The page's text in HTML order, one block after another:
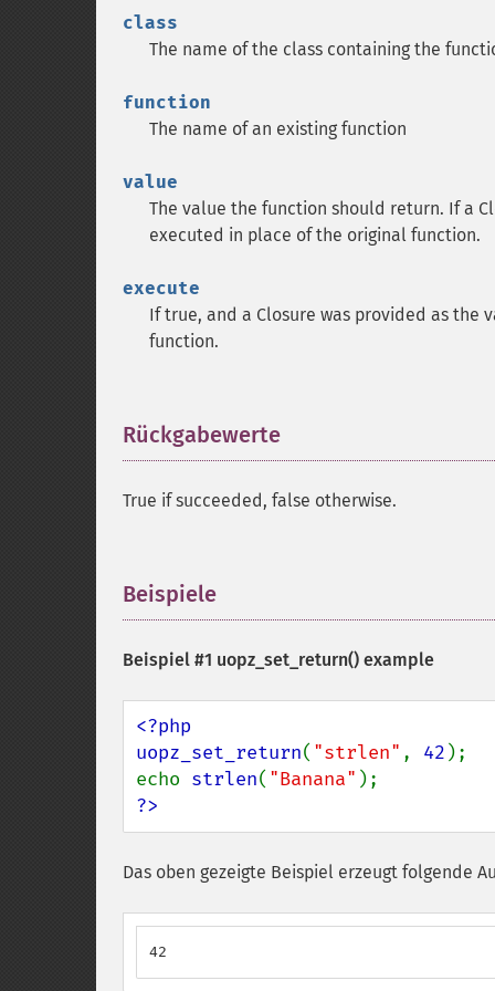
class
The name of the class containing the
function
The name of an existing function
value
The value the function should return. If a
executed in place of the original function.
execute
If true, and a Closure was provided as the
function.
Rückgabewerte
True if succeeded, false otherwise.
Beispiele
Beispiel #1 uopz_set_return() example
<?php
uopz_set_return( "strlen" , 42 );
echo strlen( "Banana"
?>
Das oben gezeigte Beispiel erzeugt folgende
42